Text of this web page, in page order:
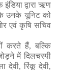
द्वारा ऋण
उनके यूनिट को
एवं कृषि सचिव
करते हैं, बल्कि
में दिलचस्पी
देवी, रिंकू देवी,